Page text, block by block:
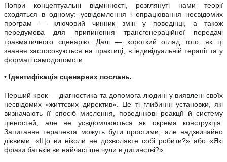
Попри концептуальні відмінності, розглянуті нами теорії
сходяться в одному: усвідомлення і опрацювання несвідомих
програм — ключовий чинник змін у поведінці, а також
передумова для припинення трансгенераційної передачі
травматичного сценарію. Далі — короткий огляд того, як ці
знання застосовуються на практиці, в індивідуальній терапії та у
форматі самодопомоги.
• Ідентифікація сценарних послань.
Перший крок — діагностика та допомога людині у виявлені своїх
несвідомих «життєвих директив». Це ті глибинні установки, які
визначають її спосіб мислення, поведінкові реакції й систему
цінностей, але не усвідомлюються як окрема конструкція.
Запитання терапевта можуть бути простими, але надзвичайно
дієвими: «Що ви ніколи не дозволяєте собі робити?» або «Які
фрази батьків ви найчастіше чули в дитинстві?».